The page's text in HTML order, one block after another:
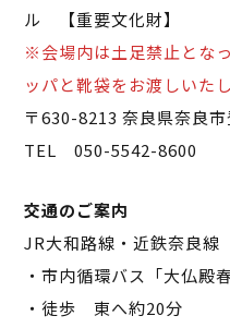
ル 【重要文化財】
※会場内は土足禁止とな
ッパと靴袋をお渡しいたし
〒630-8213 奈良県奈良市
TEL 050-5542-8600
交通のご案内
JR大和路線・近鉄奈良線
・市内循環バス「大仏殿
・徒歩 東へ約20分